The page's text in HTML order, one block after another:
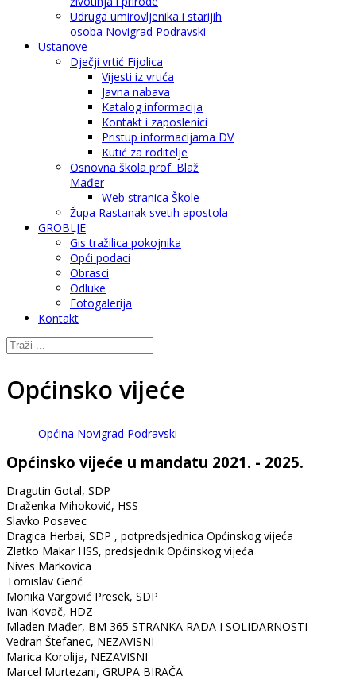
Udruga umirovljenika i starijih
osoba Novigrad Podravski
Ustanove
Dječji vrtić Fijolica
Vijesti iz vrtića
Javna nabava
Katalog informacija
Kontakt i zaposlenici
Pristup informacijama DV
Kutić za roditelje
Osnovna škola prof. Blaž
Mađer
Web stranica Škole
Župa Rastanak svetih apostola
GROBLJE
Gis tražilica pokojnika
Opći podaci
Obrasci
Odluke
Fotogalerija
Kontakt
Općinsko vijeće
Općina Novigrad Podravski
Općinsko vijeće u mandatu 2021. - 2025.
Dragutin Gotal, SDP
Draženka Mihoković, HSS
Slavko Posavec
Dragica Herbai, SDP , potpredsjednica Općinskog vijeća
Zlatko Makar HSS, predsjednik Općinskog vijeća
Nives Markovica
Tomislav Gerić
Monika Vargović Presek, SDP
Ivan Kovač, HDZ
Mladen Mađer, BM 365 STRANKA RADA I SOLIDARNOSTI
Vedran Štefanec, NEZAVISNI
Marica Korolija, NEZAVISNI
Marcel Murtezani, GRUPA BIRAČA